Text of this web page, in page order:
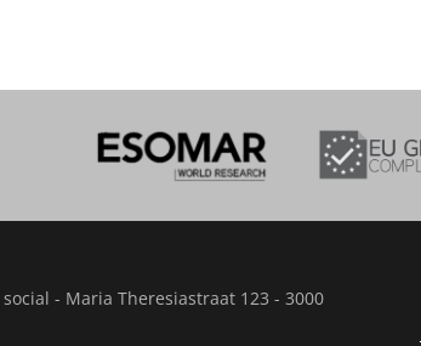
- Maria Theresiastraat 123 - 3000